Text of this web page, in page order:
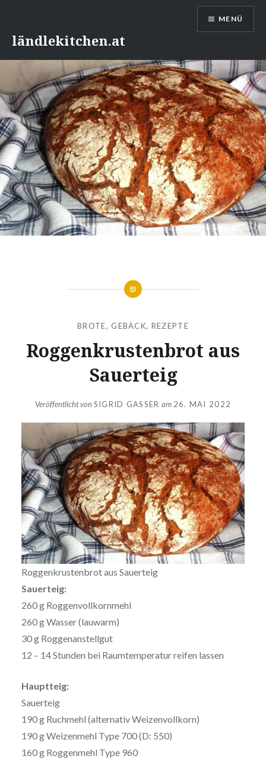
Inhaltländlekitchen.at
MENÜ
BROTE, GEBÄCK, REZEPTE
Roggenkrustenbrot aus
Sauerteig
Veröffentlicht vonSIGRID GASSER am 26. MAI 2022
Roggenkrustenbrot aus Sauerteig
Sauerteig:
260 g Roggenvollkornmehl
260 g Wasser (lauwarm)
30 g Roggenanstellgut
12 – 14 Stunden bei Raumtemperatur reifen lassen
Hauptteig:
Sauerteig
190 g Ruchmehl (alternativ Weizenvollkorn)
190 g Weizenmehl Type 700 (D: 550)
160 g Roggenmehl Type 960